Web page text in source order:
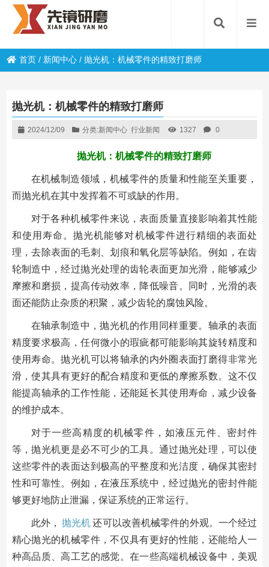
首页 / 新闻中心 /抛光机：机械零件的精致打磨师
抛光机：机械零件的精致打磨师
2024/12/09 分类:新闻中心 行业新闻 1327 0
抛光机：机械零件的精致打磨师
在机械制造领域，机械零件的质量和性能至关重要，
而抛光机在其中发挥着不可或缺的作用。
对于各种机械零件来说，表面质量直接影响着其性能
和使用寿命。抛光机能够对机械零件进行精细的表面处
理，去除表面的毛刺、划痕和氧化层等缺陷。例如，在齿
轮制造中，经过抛光处理的齿轮表面更加光滑，能够减少
摩擦和磨损，提高传动效率，降低噪音。同时，光滑的表
面还能防止杂质的积聚，减少齿轮的腐蚀风险。
在轴承制造中，抛光机的作用同样重要。轴承的表面
精度要求极高，任何微小的瑕疵都可能影响其旋转精度和
使用寿命。抛光机可以将轴承的内外圈表面打磨得非常光
滑，使其具有更好的配合精度和更低的摩擦系数。这不仅
能提高轴承的工作性能，还能延长其使用寿命，减少设备
的维护成本。
对于一些高精度的机械零件，如液压元件、密封件
等，抛光机更是必不可少的工具。通过抛光处理，可以使
这些零件的表面达到极高的平整度和光洁度，确保其密封
性和可靠性。例如，在液压系统中，经过抛光的密封件能
够更好地防止泄漏，保证系统的正常运行。
此外， 抛光机 还可以改善机械零件的外观。一个经过
精心抛光的机械零件，不仅具有更好的性能，还能给人一
种高品质、高工艺的感觉。在一些高端机械设备中，美观